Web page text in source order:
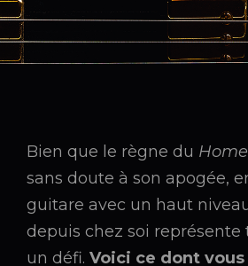
Bien que le règne du
sans doute à son apogée,
guitare avec un haut
depuis chez soi
un défi. Voici ce dont